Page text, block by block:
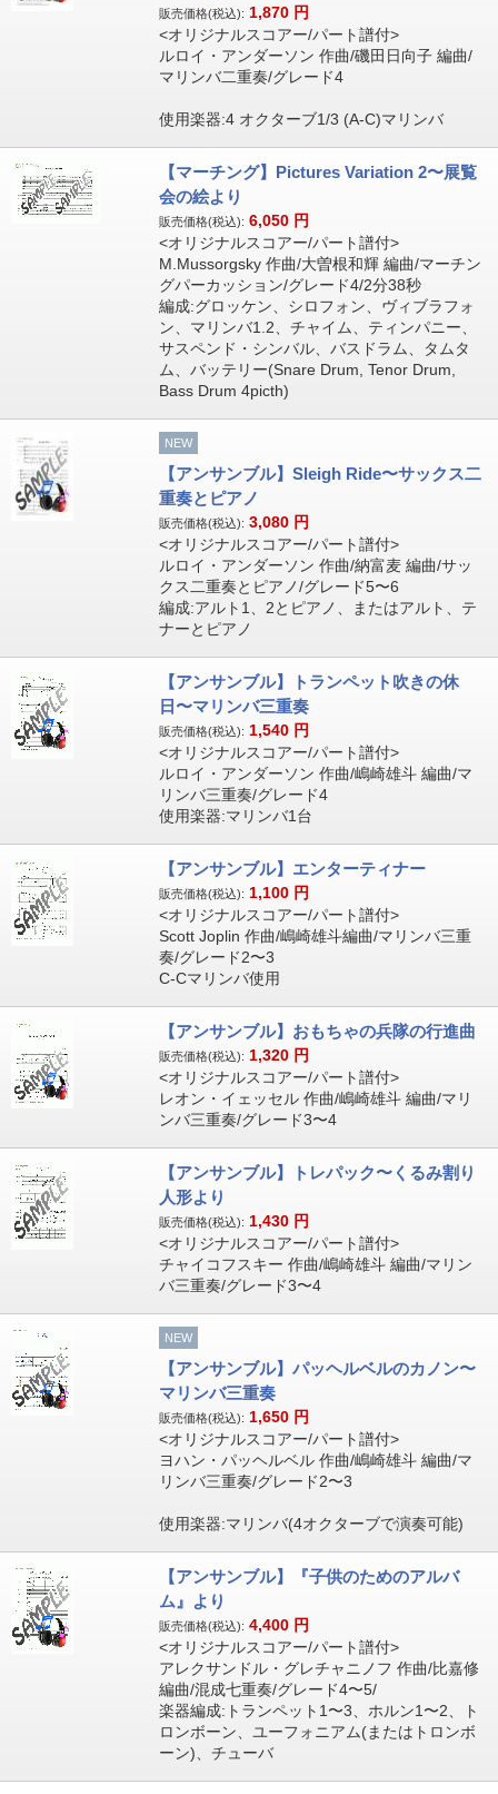
販売価格(税込): 1,870 円
<オリジナルスコアー/パート譜付>
ルロイ・アンダーソン 作曲/磯田日向子 編曲/
マリンバ二重奏/グレード4
使用楽器:4 オクターブ1/3 (A-C)マリンバ
【マーチング】Pictures Variation 2〜展覧
会の絵より
販売価格(税込): 6,050 円
<オリジナルスコアー/パート譜付>
M.Mussorgsky 作曲/大曽根和輝 編曲/マーチン
グパーカッション/グレード4/2分38秒
編成:グロッケン、シロフォン、ヴィブラフォ
ン、マリンバ1.2、チャイム、ティンパニー、
サスペンド・シンバル、バスドラム、タムタ
ム、バッテリー(Snare Drum, Tenor Drum,
Bass Drum 4picth)
NEW
【アンサンブル】Sleigh Ride〜サックス二
重奏とピアノ
販売価格(税込): 3,080 円
<オリジナルスコアー/パート譜付>
ルロイ・アンダーソン 作曲/納富麦 編曲/サッ
クス二重奏とピアノ/グレード5〜6
編成:アルト1、2とピアノ、またはアルト、テ
ナーとピアノ
【アンサンブル】トランペット吹きの休
日〜マリンバ三重奏
販売価格(税込): 1,540 円
<オリジナルスコアー/パート譜付>
ルロイ・アンダーソン 作曲/嶋崎雄斗 編曲/マ
リンバ三重奏/グレード4
使用楽器:マリンバ1台
【アンサンブル】エンターティナー
販売価格(税込): 1,100 円
<オリジナルスコアー/パート譜付>
Scott Joplin 作曲/嶋崎雄斗編曲/マリンバ三重
奏/グレード2〜3
C-Cマリンバ使用
【アンサンブル】おもちゃの兵隊の行進曲
販売価格(税込): 1,320 円
<オリジナルスコアー/パート譜付>
レオン・イェッセル 作曲/嶋崎雄斗 編曲/マリ
ンバ三重奏/グレード3〜4
【アンサンブル】トレパック〜くるみ割り
人形より
販売価格(税込): 1,430 円
<オリジナルスコアー/パート譜付>
チャイコフスキー 作曲/嶋崎雄斗 編曲/マリン
バ三重奏/グレード3〜4
NEW
【アンサンブル】パッヘルベルのカノン〜
マリンバ三重奏
販売価格(税込): 1,650 円
<オリジナルスコアー/パート譜付>
ヨハン・パッヘルベル 作曲/嶋崎雄斗 編曲/マ
リンバ三重奏/グレード2〜3
使用楽器:マリンバ(4オクターブで演奏可能)
【アンサンブル】『子供のためのアルバ
ム』より
販売価格(税込): 4,400 円
<オリジナルスコアー/パート譜付>
アレクサンドル・グレチャニノフ 作曲/比嘉修
編曲/混成七重奏/グレード4〜5/
楽器編成:トランペット1〜3、ホルン1〜2、ト
ロンボーン、ユーフォニアム(またはトロンボ
ーン)、チューバ